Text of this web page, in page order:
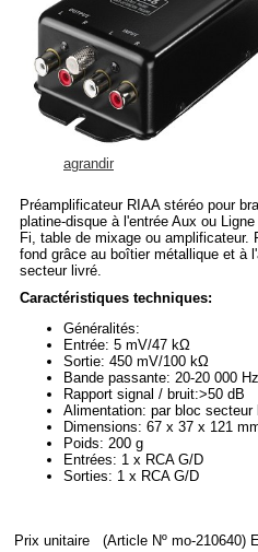
agrandir
Préamplificateur RIAA stéréo pour
platine-disque à l'entrée Aux ou
Fi, table de mixage ou amplificateur.
fond grâce au boîtier métallique et à
secteur livré.
Caractéristiques techniques:
Généralités:
Entrée: 5 mV/47 kΩ
Sortie: 450 mV/100 kΩ
Bande passante: 20-20 000 Hz
Rapport signal / bruit:>50 dB
Alimentation: par bloc secteur
Dimensions: 67 x 37 x 121
Poids: 200 g
Entrées: 1 x RCA G/D
Sorties: 1 x RCA G/D
Prix unitaire (Article Nº mo-210640)